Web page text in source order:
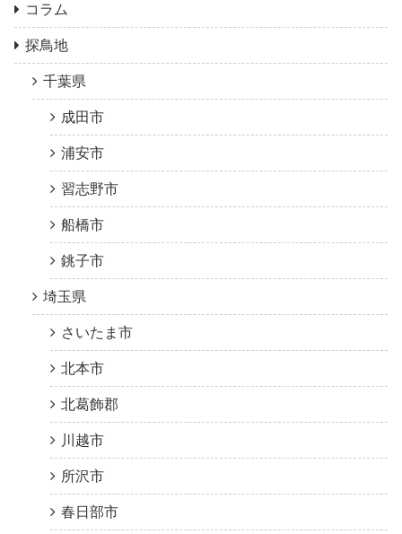
コラム
探鳥地
千葉県
成田市
浦安市
習志野市
船橋市
銚子市
埼玉県
さいたま市
北本市
北葛飾郡
川越市
所沢市
春日部市